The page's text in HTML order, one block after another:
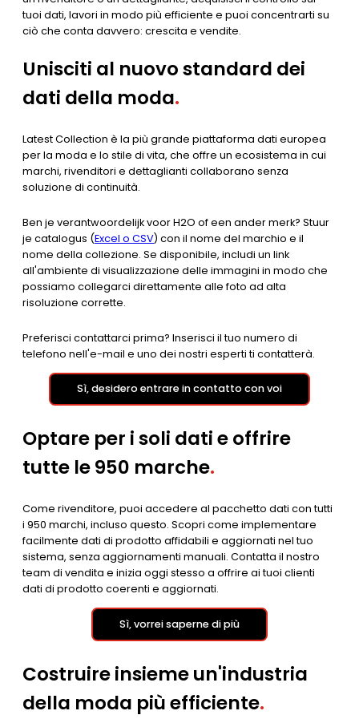
tuoi dati, lavori in modo più efficiente e puoi concentrarti su
ciò che conta davvero: crescita e vendite.
Unisciti al nuovo standard dei
dati della moda.
Latest Collection è la più grande piattaforma dati europea
per la moda e lo stile di vita, che offre un ecosistema in cui
marchi, rivenditori e dettaglianti collaborano senza
soluzione di continuità.
Ben je verantwoordelijk voor H2O of een ander merk? Stuur
je catalogus (Excel o CSV) con il nome del marchio e il
nome della collezione. Se disponibile, includi un link
all'ambiente di visualizzazione delle immagini in modo che
possiamo collegarci direttamente alle foto ad alta
risoluzione corrette.
Preferisci contattarci prima? Inserisci il tuo numero di
telefono nell'e-mail e uno dei nostri esperti ti contatterà.
Sì, desidero entrare in contatto con voi
Optare per i soli dati e offrire
tutte le 950 marche.
Come rivenditore, puoi accedere al pacchetto dati con tutti
i 950 marchi, incluso questo. Scopri come implementare
facilmente dati di prodotto affidabili e aggiornati nel tuo
sistema, senza aggiornamenti manuali. Contatta il nostro
team di vendita e inizia oggi stesso a offrire ai tuoi clienti
dati di prodotto coerenti e aggiornati.
Sì, vorrei saperne di più
Costruire insieme un'industria
della moda più efficiente.